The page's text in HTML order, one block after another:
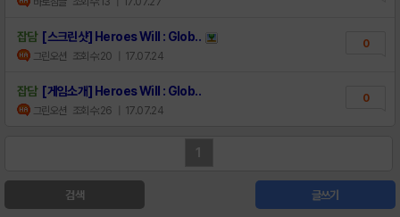
잡담 [스크린샷] Heroes Will : Glob..
그린오션 조회수:20 | 17.07.24
0
잡담 [게임소개] Heroes Will : Glob..
그린오션 조회수:26 | 17.07.24
0
1
검색 글쓰기